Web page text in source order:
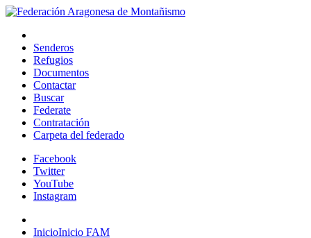
Senderos
Refugios
Documentos
Contactar
Buscar
Federate
Contratación
Carpeta del federado
Facebook
Twitter
YouTube
Instagram
InicioInicio FAM